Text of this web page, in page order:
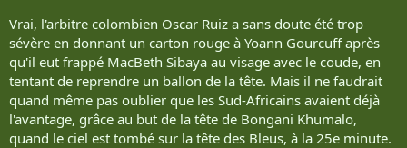
Vrai, l'arbitre colombien Oscar Ruiz a sans doute été trop
sévère en donnant un carton rouge à Yoann Gourcuff après
qu'il eut frappé MacBeth Sibaya au visage avec le coude, en
tentant de reprendre un ballon de la tête. Mais il ne faudrait
quand même pas oublier que les Sud-Africains avaient déjà
l'avantage, grâce au but de la tête de Bongani Khumalo,
quand le ciel est tombé sur la tête des Bleus, à la 25e minute.